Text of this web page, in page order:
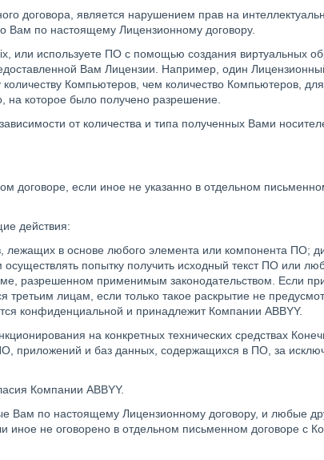
договора, является нарушением прав на
Вам по настоящему Лицензионному договору.
используете ПО с помощью создания виртуальных
Вам Лицензии. Например, один
Компьютеров, чем количество Компьютеров,
на которое было получено разрешение.
от количества и типа полученных Вами
договоре, если иное не указанно в отдельном
действия:
в основе любого элемента или компонента ПО;
попытку получить исходный текст ПО или
разрешенном применимым законодательством. Если
лицам, если только такое раскрытие не
конфиденциальной и принадлежит Компании ABBYY.
на конкретных технических средствах
приложений и баз данных, содержащихся в ПО, за
Компании ABBYY.
Вам по настоящему Лицензионному договору, и любые
не оговорено в отдельном письменном договоре с